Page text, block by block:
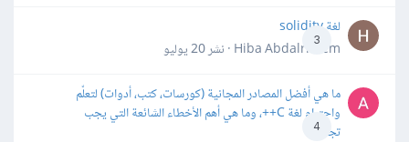
3
لغة solidity
Hiba Abdalrheem · نشر
20 يوليو
4
ما هي أفضل المصادر المجانية (كورسات، كتب، أدوات) لتعلّم
واحترام لغة C++، وما هي أهم الأخطاء الشائعة التي يجب
تجنبها؟